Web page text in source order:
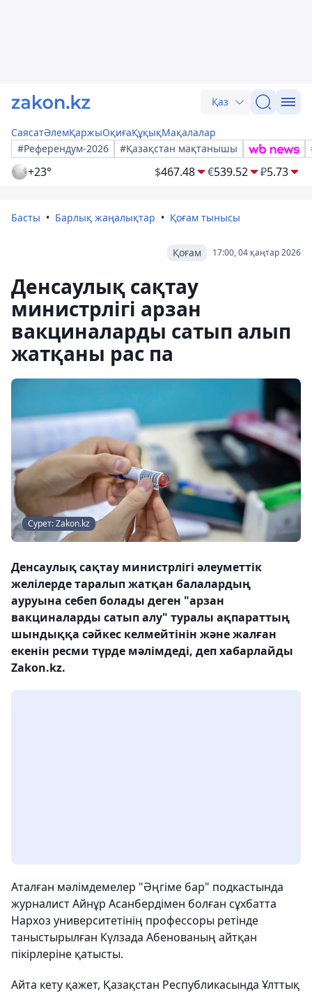
Қаз
СаясатӘлемҚаржыОқиғаҚұқықМақалалар
#Референдум-2026
#Қазақстан мақтанышы
+23° $467.48 €539.52 ₽5.73
Басты Барлық жаңалықтар Қоғам тынысы
17:00, 04 қаңтар 2026
Қоғам
Денсаулық сақтау
министрлігі арзан
вакциналарды сатып алып
жатқаны рас па
Сурет: Zakon.kz
Денсаулық сақтау министрлігі әлеуметтік
желілерде таралып жатқан балалардың
ауруына себеп болады деген "арзан
вакциналарды сатып алу" туралы ақпараттың
шындыққа сәйкес келмейтінін және жалған
екенін ресми түрде мәлімдеді, деп хабарлайды
Zakon.kz.
Аталған мәлімдемелер "Әңгіме бар" подкастында
журналист Айнұр Асанбердімен болған сұхбатта
Нархоз университетінің профессоры ретінде
таныстырылған Күлзада Абенованың айтқан
пікірлеріне қатысты.
Айта кету қажет, Қазақстан Республикасында Ұлттық